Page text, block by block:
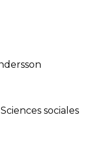
Sciences sociales